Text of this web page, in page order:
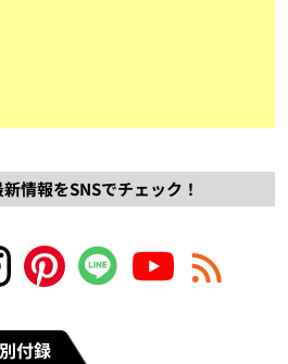
情報をSNSでチェック！
付録